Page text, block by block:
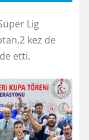
Lig
kez de
etti.